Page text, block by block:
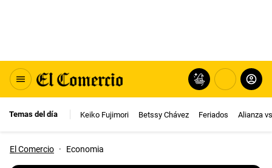
Temas del día Keiko Fujimori Betssy Chávez Feriados Alianza
El Comercio · Economia